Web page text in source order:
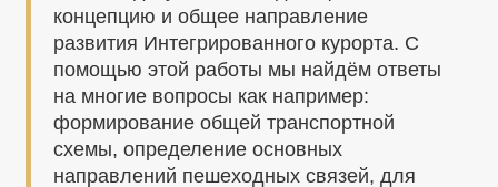
концепцию и общее направление
развития Интегрированного курорта. С
помощью этой работы мы найдём ответы
на многие вопросы как например:
формирование общей транспортной
схемы, определение основных
направлений пешеходных связей, для